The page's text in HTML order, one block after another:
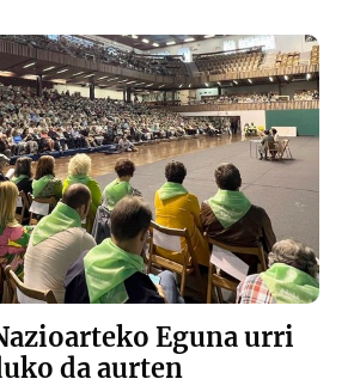
Eguna urri
da aurten